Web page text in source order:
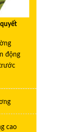
động
cao